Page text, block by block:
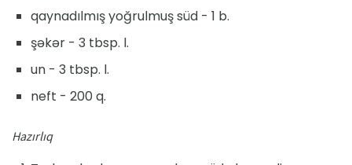
qaynadılmış yoğrulmuş süd - 1 b.
şəkər - 3 tbsp. l.
un - 3 tbsp. l.
neft - 200 q.
Hazırlıq